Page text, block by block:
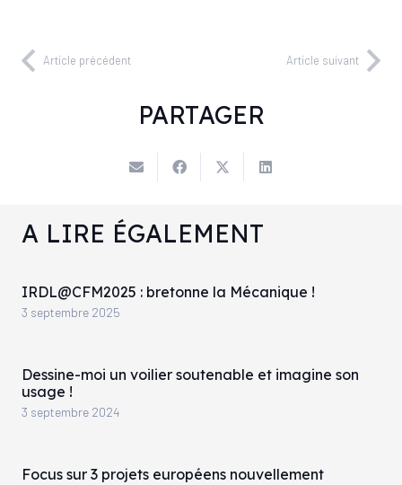
Article précédent Article suivant
PARTAGER
A LIRE ÉGALEMENT
IRDL@CFM2025 : bretonne la Mécanique !
3 septembre 2025
Dessine-moi un voilier soutenable et imagine son
usage !
3 septembre 2024
Focus sur 3 projets européens nouvellement